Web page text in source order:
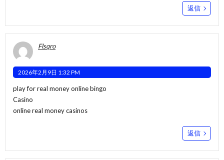
返信
Flsqro
2026年2月9日 1:32 PM
play for real money online bingo
Casino
online real money casinos
返信